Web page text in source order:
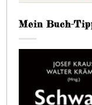
Mein Buch-